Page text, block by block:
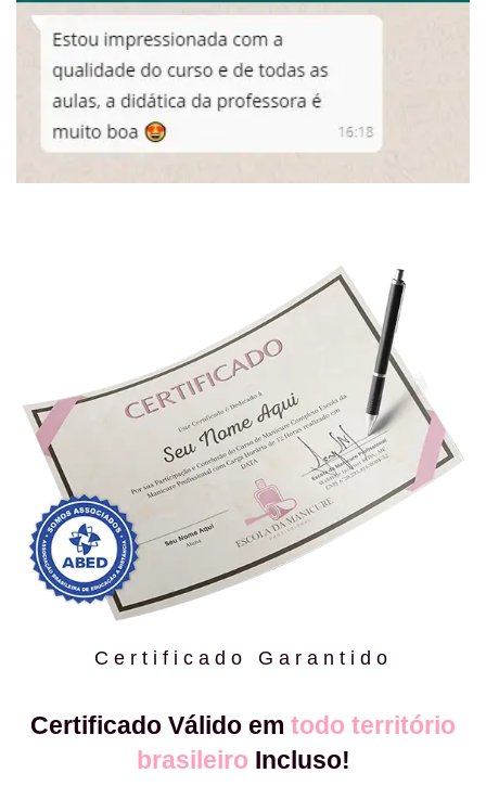
Certificado Garantido
Certificado Válido em todo território
brasileiro Incluso!